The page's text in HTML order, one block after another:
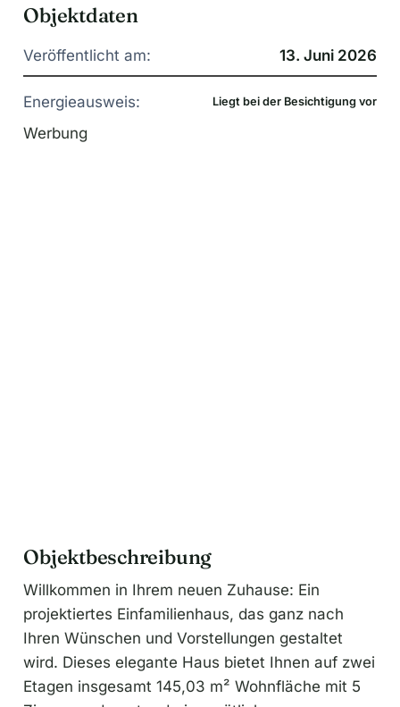
Objektdaten
Veröffentlicht am: 13. Juni 2026
Energieausweis: Liegt bei der Besichtigung vor
Werbung
Objektbeschreibung
Willkommen in Ihrem neuen Zuhause: Ein
projektiertes Einfamilienhaus, das ganz nach
Ihren Wünschen und Vorstellungen gestaltet
wird. Dieses elegante Haus bietet Ihnen auf zwei
Etagen insgesamt 145,03 m² Wohnfläche mit 5